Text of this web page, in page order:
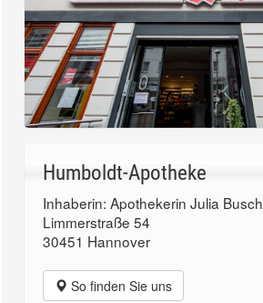
Humboldt-Apotheke
Inhaberin: Apothekerin Julia Busch
Limmerstraße 54
30451 Hannover
So finden Sie uns